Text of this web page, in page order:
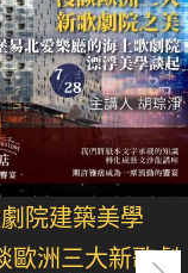
院建築美學
歐洲三大新歌劇